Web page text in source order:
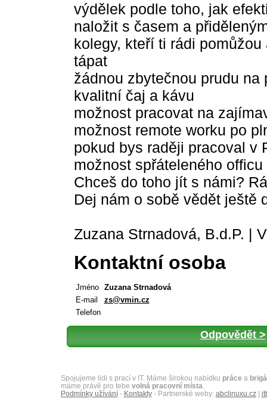
výdělek podle toho, jak
naložit s časem a
kolegy, kteří ti rádi
tápat
žádnou zbytečnou prudu na
kvalitní čaj a kávu
možnost pracovat na
možnost remote worku po
pokud bys raději pracoval v
možnost spřáteleného
Chceš do toho jít s námi?
Dej nám o sobě vědět ještě
Zuzana Strnadová, B.d.P. |
Kontaktní osoba
Jméno
Zuzana Strnadová
E-mail
zs@vmin.cz
Telefon
Odpovědět >
Spojujeme lidi s prací v IT. Máme širokou nabídku práce a
máme právě pro tebe volná pracovní místa
Podmínky užívání- Kontakty- Partnerské weby: abclinuxu.cz|